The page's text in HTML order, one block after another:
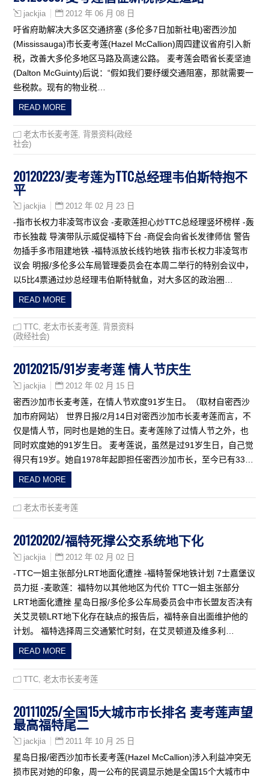
jackjia 2012 年 06 月 08 日
吁省府助解决大多区交通挤塞 (多伦多7日加新社电)密西沙加
(Mississauga)市长麦考莲(Hazel McCallion)周四建议省府引入新
税，改善大多伦多地区马路及高速公路。 麦考莲会晤省长麦坚迪
(Dalton McGuinty)后说：“假如我们要纾缓交通阻塞，那就需要一
些税款。现有的物业税…
READ MORE
老太市长麦考莲 背景资料(政经
社会)
20120223/麦考莲为TTC总经理韦伯斯特抱不
平
jackjia 2012 年 02 月 23 日
-指市长权力非凌驾市议会 -麦歌莲担心炒TTC总经理竖坏榜样 -轰
市长独裁 导演带队示威促福特下台 -商促会向省长发律师信 警告
勿插手多市阻建地铁 -福特派放长线钓地铁 指市长权力非凌驾市
议会 明报/多伦多公车局管理委员会在本周二举行的特别会议中，
以5比4票通过炒总经理韦伯斯特鱿鱼，对大多区的政治圈…
READ MORE
TTC ,老太市长麦考莲 背景资料
(政经社会)
20120215/91岁麦考莲 情人节庆生
jackjia 2012 年 02 月 15 日
密西沙加市长麦考莲，在情人节欢度91岁生日。（取材自密西沙
加市府网站） 世界日报/2月14日对密西沙加市长麦考莲而言，不
仅是情人节，同时也是她的生日。麦考莲除了过情人节之外，也
同时欢度她的91岁生日。 麦考莲说，虽然是过91岁生日，自己觉
得只有19岁。她自1978年起即担任密西沙加市长，至今已有33…
READ MORE
老太市长麦考莲
20120202/福特死撑公交系统地下化
jackjia 2012 年 02 月 02 日
-TTC一姐主张部分LRT地面化遭挫 -福特誓保地铁计划 7士嘉堡议
员力挺 -麦歌莲：福特勿以其他地区为代价 TTC一姐主张部分
LRT地面化遭挫 星岛日报/多伦多公车局委员会中市长盟友否决有
关艾灵顿LRT地下化存在缺点的报告后，福特亲自出面维护他的
计划。 福特选择周三交通繁忙时刻，在艾灵顿道及维多利…
READ MORE
TTC ,老太市长麦考莲
20111025/全国15大城市市长排名 麦考莲声望
最高福特尾二
jackjia 2011 年 10 月 25 日
星岛日报/密西沙加市长麦考莲(Hazel McCallion)涉入利益冲突无
损市民对她的印象，周一公布的民调显示她是全国15个大城市中